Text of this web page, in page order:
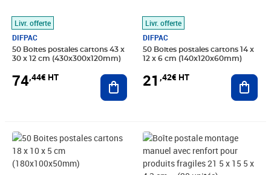
Livr. offerte
DIFPAC
50 Boites postales cartons 43 x
30 x 12 cm (430x300x120mm)
74,44€ HT Ajouter au panier
Livr. offerte
DIFPAC
50 Boites postales cartons 14 x
12 x 6 cm (140x120x60mm)
21 ,42€ HT
Prix 21,74€ HT Prix 36,66€ HT